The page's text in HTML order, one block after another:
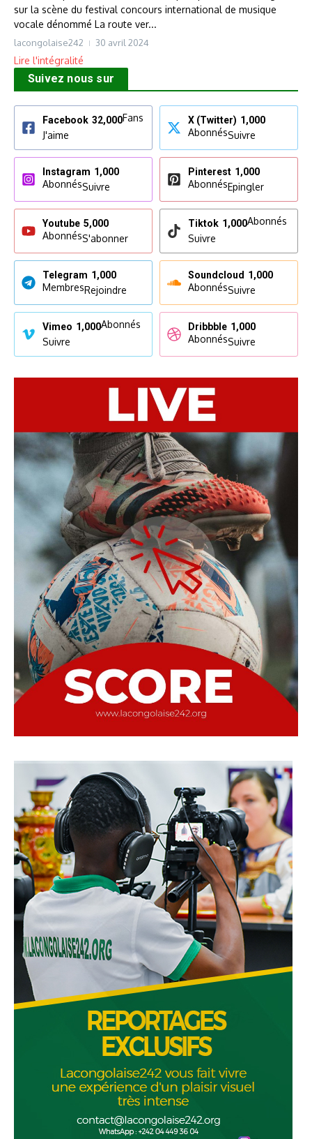
sur la scène du festival concours international de musique
vocale dénommé La route ver...
lacongolaise242 30 avril 2024
Lire l'intégralité
Suivez nous sur
Facebook 32,000Fans
J'aime
X (Twitter) 1,000
AbonnésSuivre
Instagram 1,000
AbonnésSuivre
Pinterest 1,000
AbonnésEpingler
Youtube 5,000
AbonnésS'abonner
Tiktok 1,000Abonnés
Suivre
Telegram 1,000
MembresRejoindre
Soundcloud 1,000
AbonnésSuivre
Vimeo 1,000Abonnés
Suivre
Dribbble 1,000
AbonnésSuivre